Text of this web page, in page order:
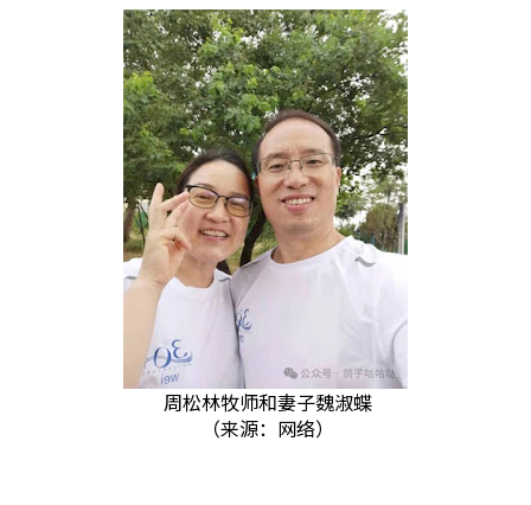
周松林牧师和妻子魏淑蝶
（来源：网络）